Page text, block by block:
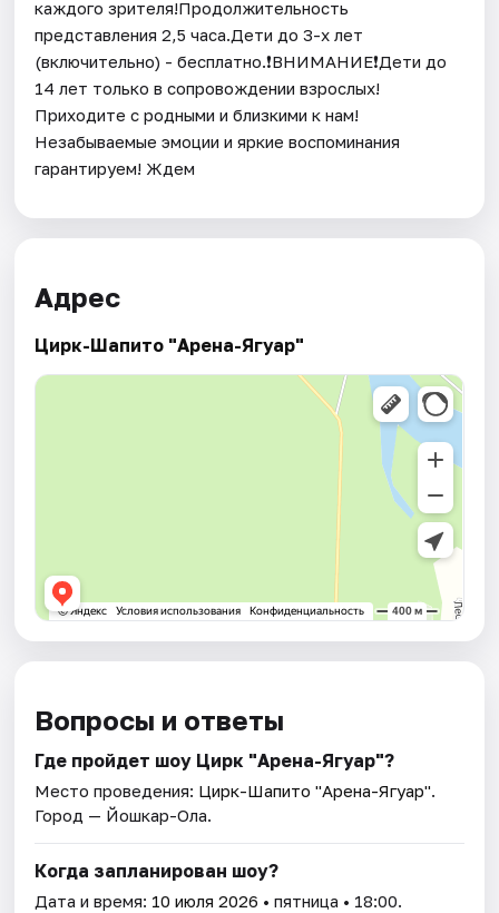
каждого зрителя!Продолжительность
представления 2,5 часа.Дети до 3-х лет
(включительно) - бесплатно.❗️ВНИМАНИЕ❗️Дети до
14 лет только в сопровождении взрослых!
Приходите с родными и близкими к нам!
Незабываемые эмоции и яркие воспоминания
гарантируем! Ждем
Адрес
Цирк-Шапито "Арена-Ягуар"
Вопросы и ответы
Где пройдет шоу Цирк "Арена-Ягуар"?
Место проведения: Цирк-Шапито "Арена-Ягуар".
Город — Йошкар-Ола.
Когда запланирован шоу?
Дата и время: 10 июля 2026 • пятница • 18:00.